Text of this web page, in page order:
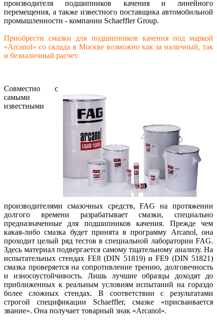
производителя подшипников качения и линейного
перемещения, а также известного поставщика автомобильной
промышленности - компании Schaeffler Group.
Приобрести смазки для подшипников качения под маркой
«Arcanol» со склада в Москве возможно как за наличный, так
и безналичный расчет.
Совместно с
самыми
известными
производителями смазочных средств, FAG на протяжении
долгого времени разрабатывает смазки, специально
предназначенные для подшипников качения. Прежде чем
какая-либо смазка будет принята в программу Arcanol, она
проходит целый ряд тестов в специальной лаборатории FAG.
Здесь материал подвергается самому тщательному анализу. На
испытательных стендах FE8 (DIN 51819) и FE9 (DIN 51821)
смазка проверяется на сопротивление трению, долговечность
и износоустойчивость. Лишь лучшие образцы доходят до
приближенных к реальным условиям испытаний на гораздо
более сложных стендах. В соответствии с результатами
строгой спецификации Schaeffler, смазке «присваивается
звание». Она получает товарный знак «Arcanol».